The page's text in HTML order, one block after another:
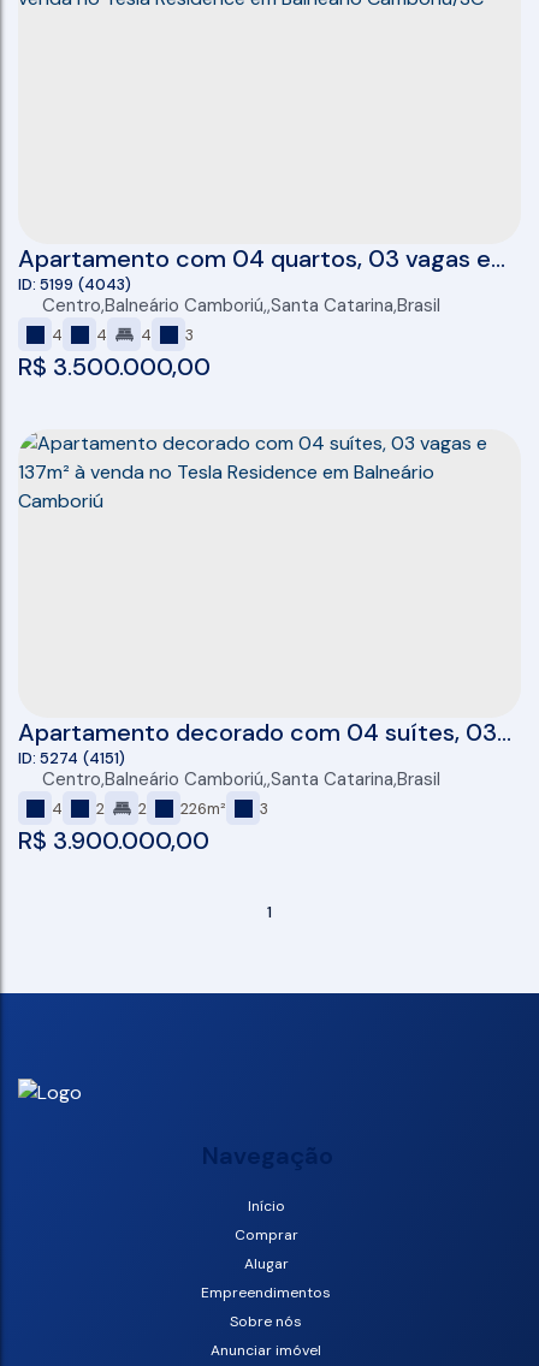
Apartamento com 04 quartos, 03 vagas e
133m² à venda no Tesla Residence em
Balneário Camboriú/SC
R$ 3.500.000,00
5199 (4043)
Centro,Balneário Camboriú ,Santa Catarina,Brasil
4 4 4 3
Apartamento decorado com 04 suítes, 03
vagas e 137m² à venda no Tesla Residence
em Balneário Camboriú
R$ 3.900.000,00
5274 (4151)
Centro,Balneário Camboriú ,Santa Catarina,Brasil
4 2 2 226m² 3
1
Navegação
Início
Comprar
Alugar
Empreendimentos
Sobre nós
Anunciar imóvel